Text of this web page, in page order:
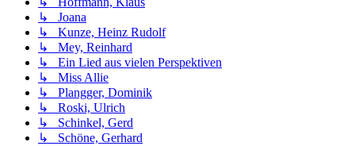
↳ Joana
↳ Kunze, Heinz Rudolf
↳ Mey, Reinhard
↳ Ein Lied aus vielen Perspektiven
↳ Miss Allie
↳ Plangger, Dominik
↳ Roski, Ulrich
↳ Schinkel, Gerd
↳ Schöne, Gerhard